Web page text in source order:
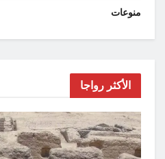
منوعات
الأكثر رواجا